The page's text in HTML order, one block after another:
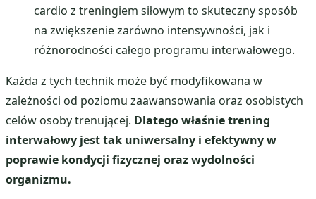
cardio z treningiem siłowym to skuteczny sposób
na zwiększenie zarówno intensywności, jak i
różnorodności całego programu interwałowego.
Każda z tych technik może być modyfikowana w
zależności od poziomu zaawansowania oraz osobistych
celów osoby trenującej. Dlatego właśnie trening
interwałowy jest tak uniwersalny i efektywny w
poprawie kondycji fizycznej oraz wydolności
organizmu.